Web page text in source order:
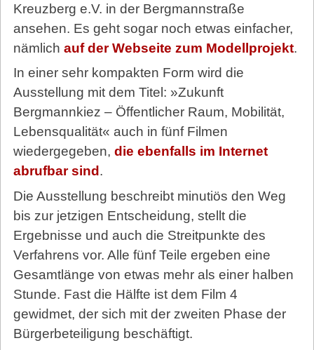
Kreuzberg e.V. in der Bergmannstraße
ansehen. Es geht sogar noch etwas einfacher,
nämlich auf der Webseite zum Modellprojekt.
In einer sehr kompakten Form wird die
Ausstellung mit dem Titel: »Zukunft
Bergmannkiez – Öffentlicher Raum, Mobilität,
Lebensqualität« auch in fünf Filmen
wiedergegeben, die ebenfalls im Internet
abrufbar sind .
Die Ausstellung beschreibt minutiös den Weg
bis zur jetzigen Entscheidung, stellt die
Ergebnisse und auch die Streitpunkte des
Verfahrens vor. Alle fünf Teile ergeben eine
Gesamtlänge von etwas mehr als einer halben
Stunde. Fast die Hälfte ist dem Film 4
gewidmet, der sich mit der zweiten Phase der
Bürgerbeteiligung beschäftigt.